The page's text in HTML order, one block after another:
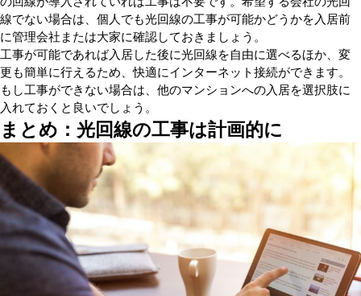
線でない場合は、個人でも光回線の工事が可能かどうかを入居前
に管理会社または大家に確認しておきましょう。
工事が可能であれば入居した後に光回線を自由に選べるほか、変
更も簡単に行えるため、快適にインターネット接続ができます。
もし工事ができない場合は、他のマンションへの入居を選択肢に
入れておくと良いでしょう。
まとめ：光回線の工事は計画的に